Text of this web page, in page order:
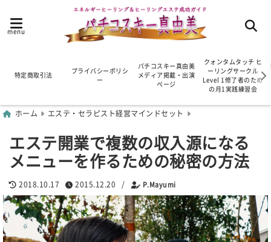
menu
特定商取引法
プライバシーポリシ
ー
パチコスキー真由美
メディア掲載・出演
ページ
クォンタムタッチ ヒ
ーリングサークル
Level 1修了者のため
の月1実践練習会
ホーム エステ・セラピスト経営マインドセット
エステ開業で複数の収入源になる
メニューを作るための秘密の方法
2018.10.17 2015.12.20 / P.Mayumi